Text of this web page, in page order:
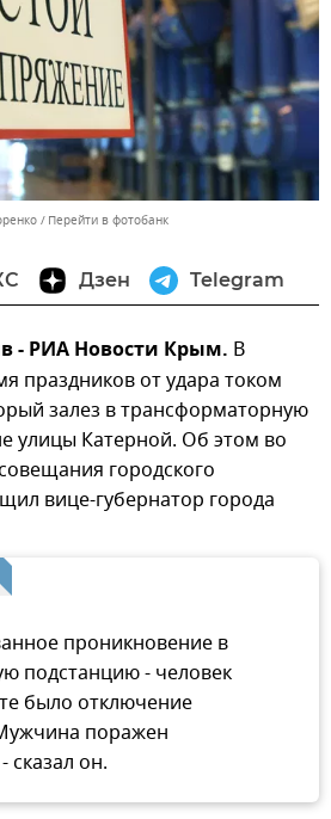
Перейти в фотобанк
Дзен Telegram
- РИА Новости Крым. В
праздников от удара током
залез в трансформаторную
улицы Катерной. Об этом во
городского
вице-губернатор города
проникновение в
подстанцию - человек
было отключение
поражен
сказал он.